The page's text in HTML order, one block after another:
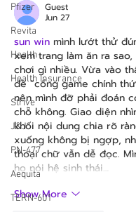
Pfizer
Revita
Health
Health Insurance
Strive
J&J
PN-477
Aequita
TERN-601
Guest
Jun 27
sun win mình lướt thử
xem trang làm ăn ra
chơi gì nhiều. Vừa vào
đề “cổng game chính
nên mình đỡ phải đoán
chỗ không. Giao diện
khối nội dung chia rõ
xuống không bị ngợp,
thoại chữ vẫn dễ đọc.
họ nói hệ sinh thái…
Show More